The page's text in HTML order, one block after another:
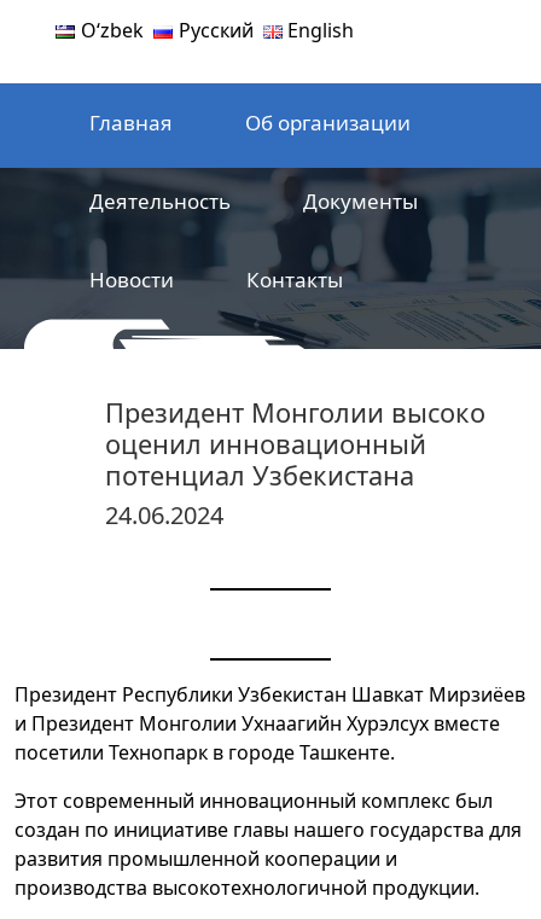
Oʻzbek Русский English
Главная Об организации
Деятельность Документы
Новости Контакты
железнодорожной продукции
Президент Монголии высоко
оценил инновационный
потенциал Узбекистана
24.06.2024
Президент Республики Узбекистан Шавкат Мирзиёев
и Президент Монголии Ухнаагийн Хурэлсух вместе
посетили Технопарк в городе Ташкенте.
Этот современный инновационный комплекс был
создан по инициативе главы нашего государства для
развития промышленной кооперации и
производства высокотехнологичной продукции.